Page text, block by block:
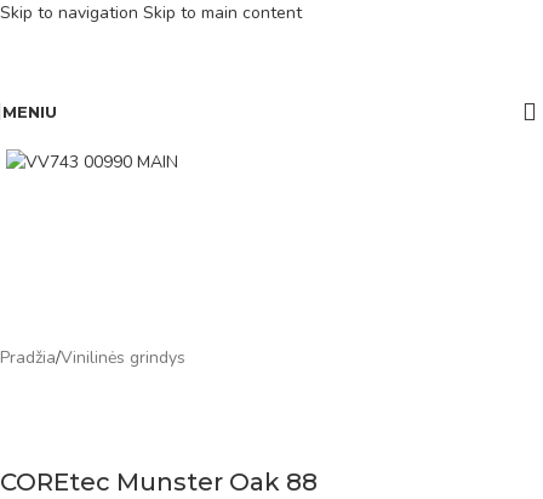
Skip to navigation Skip to main content
MENIU
Pradžia/Vinilinės grindys
COREtec Munster Oak 88